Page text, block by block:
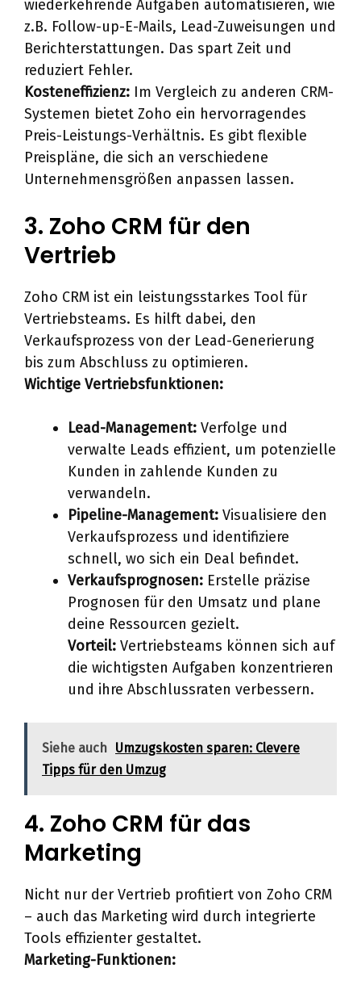
wiederkehrende Aufgaben automatisieren, wie
z.B. Follow-up-E-Mails, Lead-Zuweisungen und
Berichterstattungen. Das spart Zeit und
reduziert Fehler.
Kosteneffizienz: Im Vergleich zu anderen CRM-
Systemen bietet Zoho ein hervorragendes
Preis-Leistungs-Verhältnis. Es gibt flexible
Preispläne, die sich an verschiedene
Unternehmensgrößen anpassen lassen.
3. Zoho CRM für den
Vertrieb
Zoho CRM ist ein leistungsstarkes Tool für
Vertriebsteams. Es hilft dabei, den
Verkaufsprozess von der Lead-Generierung
bis zum Abschluss zu optimieren.
Wichtige Vertriebsfunktionen:
Lead-Management: Verfolge und
verwalte Leads effizient, um potenzielle
Kunden in zahlende Kunden zu
verwandeln.
Pipeline-Management: Visualisiere den
Verkaufsprozess und identifiziere
schnell, wo sich ein Deal befindet.
Verkaufsprognosen: Erstelle präzise
Prognosen für den Umsatz und plane
deine Ressourcen gezielt.
Vorteil: Vertriebsteams können sich auf
die wichtigsten Aufgaben konzentrieren
und ihre Abschlussraten verbessern.
Siehe auch Umzugskosten sparen: Clevere
Tipps für den Umzug
4. Zoho CRM für das
Marketing
Nicht nur der Vertrieb profitiert von Zoho CRM
– auch das Marketing wird durch integrierte
Tools effizienter gestaltet.
Marketing-Funktionen: